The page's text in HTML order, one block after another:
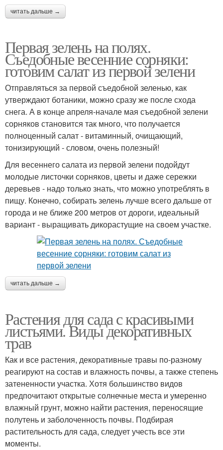
читать дальше →
Первая зелень на полях.
Съедобные весенние сорняки:
готовим салат из первой зелени
Отправляться за первой съедобной зеленью, как
утверждают ботаники, можно сразу же после схода
снега. А в конце апреля-начале мая съедобной зелени
сорняков становится так много, что получается
полноценный салат - витаминный, очищающий,
тонизирующий - словом, очень полезный!
Для весеннего салата из первой зелени подойдут
молодые листочки сорняков, цветы и даже сережки
деревьев - надо только знать, что можно употреблять в
пищу. Конечно, собирать зелень лучше всего дальше от
города и не ближе 200 метров от дороги, идеальный
вариант - выращивать дикорастущие на своем участке.
читать дальше →
Растения для сада с красивыми
листьями. Виды декоративных
трав
Как и все растения, декоративные травы по-разному
реагируют на состав и влажность почвы, а также степень
затененности участка. Хотя большинство видов
предпочитают открытые солнечные места и умеренно
влажный грунт, можно найти растения, переносящие
полутень и заболоченность почвы. Подбирая
растительность для сада, следует учесть все эти
моменты.